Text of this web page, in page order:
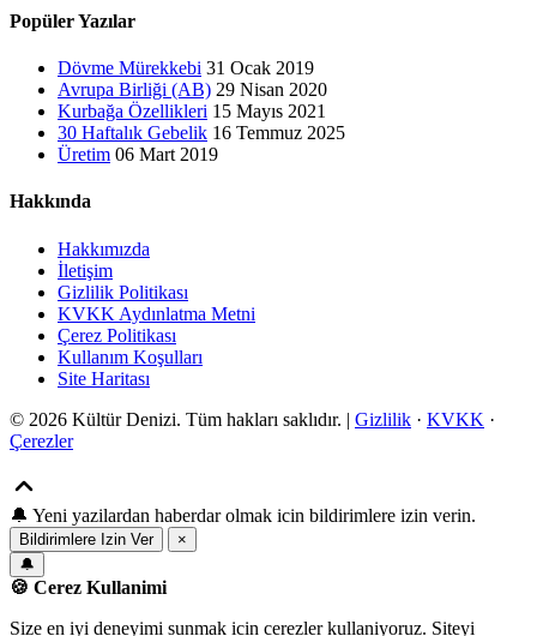
Popüler Yazılar
Dövme Mürekkebi 31 Ocak 2019
Avrupa Birliği (AB) 29 Nisan 2020
Kurbağa Özellikleri 15 Mayıs 2021
30 Haftalık Gebelik 16 Temmuz 2025
Üretim 06 Mart 2019
Hakkında
Hakkımızda
İletişim
Gizlilik Politikası
KVKK Aydınlatma Metni
Çerez Politikası
Kullanım Koşulları
Site Haritası
© 2026 Kültür Denizi. Tüm hakları saklıdır. | Gizlilik · KVKK ·
Çerezler
🔔 Yeni yazilardan haberdar olmak icin bildirimlere izin verin.
Bildirimlere Izin Ver
×
🔔
🍪 Cerez Kullanimi
Size en iyi deneyimi sunmak icin cerezler kullaniyoruz. Siteyi